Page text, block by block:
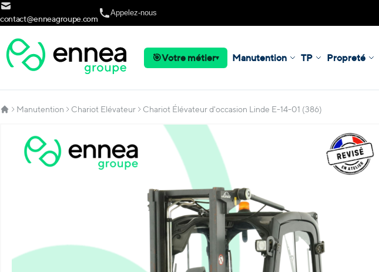
Allez au contenu
contact@enneagroupe.com
Appelez-nous
Manutention TP Propreté
🎯Votre métier▾
Manutention Chariot Elévateur Chariot Élévateur d'occasion Linde E-14-01 (386)